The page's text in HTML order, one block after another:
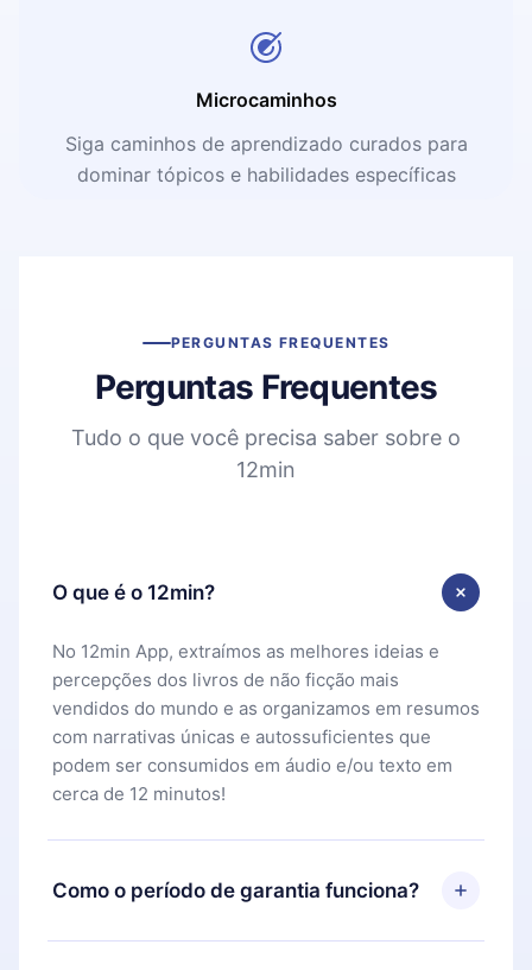
Microcaminhos
Siga caminhos de aprendizado curados para
dominar tópicos e habilidades específicas
PERGUNTAS FREQUENTES
Perguntas Frequentes
Tudo o que você precisa saber sobre o
12min
O que é o 12min?
No 12min App, extraímos as melhores ideias e
percepções dos livros de não ficção mais
vendidos do mundo e as organizamos em resumos
com narrativas únicas e autossuficientes que
podem ser consumidos em áudio e/ou texto em
cerca de 12 minutos!
Como o período de garantia funciona?
Você pode baixar nosso aplicativo e começar a